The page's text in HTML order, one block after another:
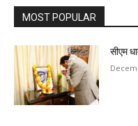
MOST POPULAR
सीएम